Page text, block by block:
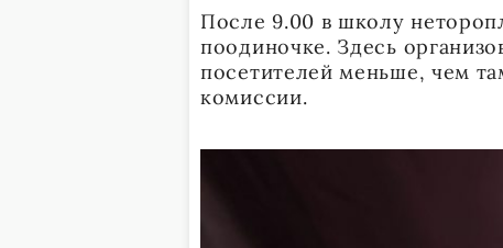
После 9.00 в школу
поодиночке. Здесь
посетителей меньше, чем
комиссии.